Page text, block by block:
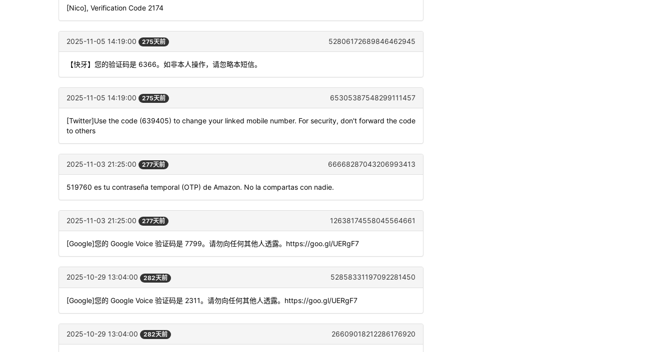
[Nico], Verification Code 2174
2025-11-05 14:19:00 275天前 52806172689846462945
【快牙】您的验证码是 6366。如非本人操作，请忽略本短信。
2025-11-05 14:19:00 275天前 65305387548299111457
[Twitter]Use the code (639405) to change your linked mobile number. For security, don't forward the code
to others
2025-11-03 21:25:00 277天前 66668287043206993413
519760 es tu contraseña temporal (OTP) de Amazon. No la compartas con nadie.
2025-11-03 21:25:00 277天前 12638174558045564661
[Google]您的 Google Voice 验证码是 7799。请勿向任何其他人透露。https://goo.gl/UERgF7
2025-10-29 13:04:00 282天前 52858331197092281450
[Google]您的 Google Voice 验证码是 2311。请勿向任何其他人透露。https://goo.gl/UERgF7
2025-10-29 13:04:00 282天前 26609018212286176920